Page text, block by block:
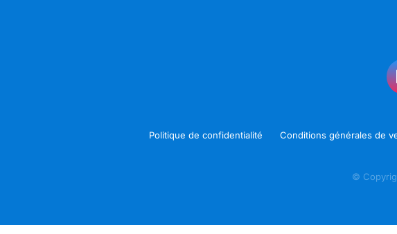
Politique de confidentialité Conditions générales de
©